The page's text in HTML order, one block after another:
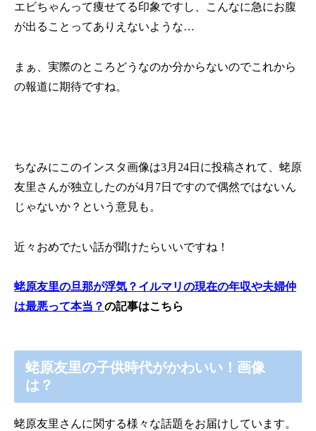
エビちゃんって痩せてる印象ですし、こんなに急にお腹
が出ることってありえないような…
まぁ、実際のところどうなのか分からないのでこれから
の報道に期待ですね。
ちなみにこのインスタ画像は3月 24日に投稿されて、蛯原
友里さんが独立したのが4月 7日ですので偶然ではないん
じゃないか？という意見も。
近々おめでたい話が聞けたらいいですね！
蛯原友里の旦那が浮気？イルマリの現在の年収や夫婦仲
は最悪って本当？の記事はこちら
蛯原友里の子供時代がかわいい！画像
は？
蛯原友里さんに関する様々な話題をお届けしています。